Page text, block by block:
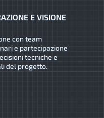
E VISIONE
con team
e partecipazione
tecniche e
del progetto.